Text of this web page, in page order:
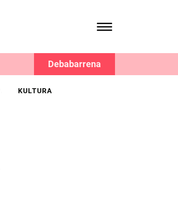
Debabarrena
KULTURA